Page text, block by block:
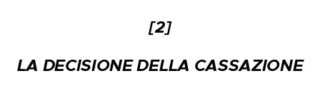
[2]
LA DECISIONE DELLA CASSAZIONE